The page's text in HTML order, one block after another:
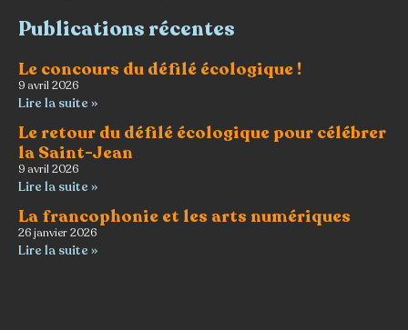
Publications récentes
Le concours du défilé écologique !
9 avril 2026
Lire la suite »
Le retour du défilé écologique pour célébrer
la Saint-Jean
9 avril 2026
Lire la suite »
La francophonie et les arts numériques
26 janvier 2026
Lire la suite »